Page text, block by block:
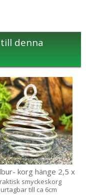
denna
korg hänge 2,5 x
3 - 6 cm
smyckeskorg
urtagbar till ca 6cm